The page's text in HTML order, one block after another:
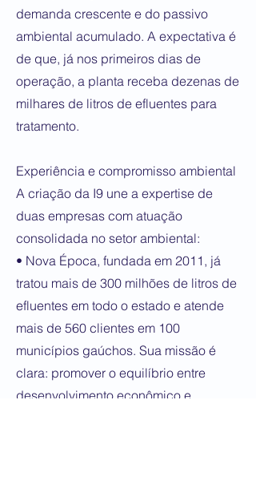
demanda crescente e do passivo
ambiental acumulado. A expectativa é
de que, já nos primeiros dias de
operação, a planta receba dezenas de
milhares de litros de efluentes para
tratamento.
Experiência e compromisso ambiental
A criação da I9 une a expertise de
duas empresas com atuação
consolidada no setor ambiental:
• Nova Época, fundada em 2011, já
tratou mais de 300 milhões de litros de
efluentes em todo o estado e atende
mais de 560 clientes em 100
municípios gaúchos. Sua missão é
clara: promover o equilíbrio entre
desenvolvimento econômico e